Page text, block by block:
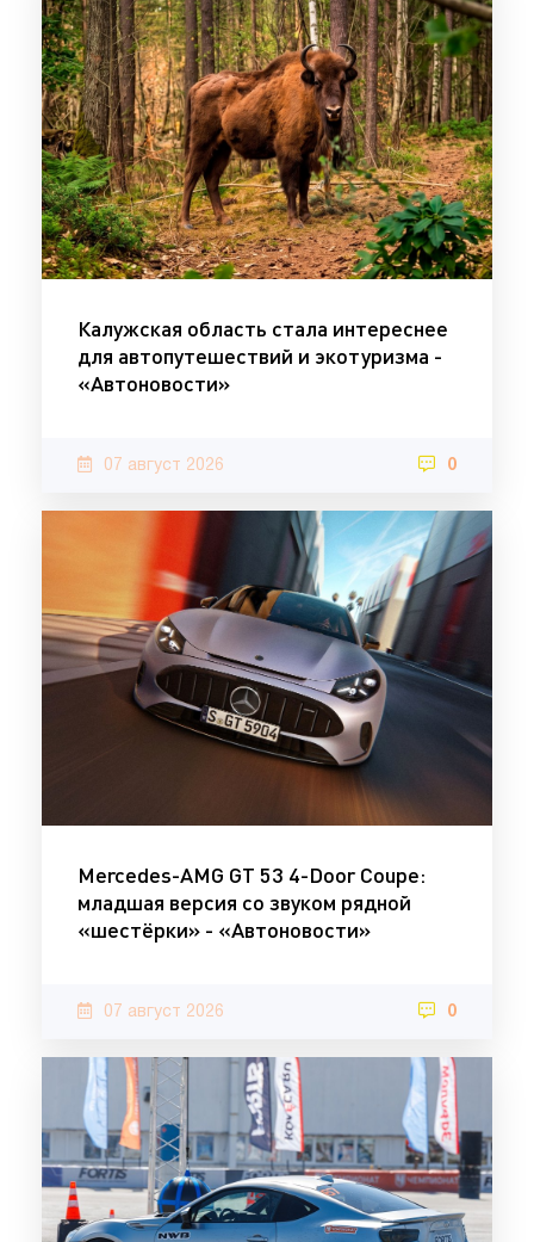
Калужская область стала интереснее
для автопутешествий и экотуризма -
«Автоновости»
07 август 2026 0
Mercedes-AMG GT 53 4-Door Coupe:
младшая версия со звуком рядной
«шестёрки» - «Автоновости»
07 август 2026 0